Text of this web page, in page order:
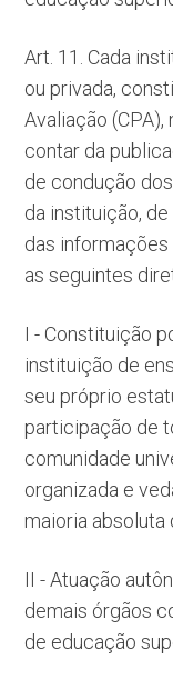
Art. 11. Cada
ou privada,
Avaliação
contar da
de condução
da instituição,
das
as seguintes
I - Constituição
instituição de
seu próprio
participação de
comunidade
organizada e
maioria absoluta
II - Atuação
demais órgãos
de educação